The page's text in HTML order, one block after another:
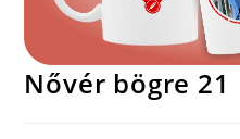
Nővér bögre 21